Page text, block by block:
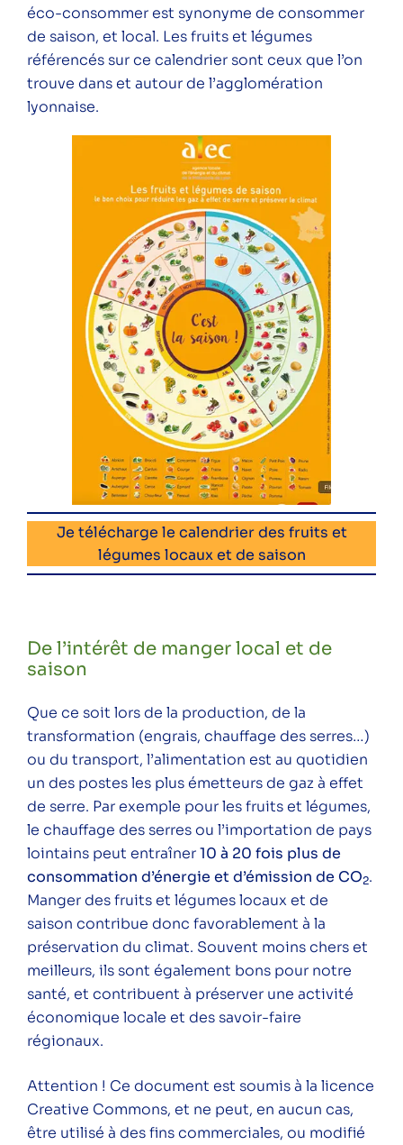
Une question ? Vous souhaitez plus
d'informations sur l'ALEC Lyon ?
N'hésitez pas à nous contacter.
Contacter un conseiller énergie-
climat
éco-consommer est synonyme de consommer
de saison, et local. Les fruits et légumes
référencés sur ce calendrier sont ceux que l’on
trouve dans et autour de l’agglomération
lyonnaise.
Je télécharge le calendrier des fruits et
légumes locaux et de saison
De l’intérêt de manger local et de
saison
Que ce soit lors de la production, de la
transformation (engrais, chauffage des serres…)
ou du transport, l’alimentation est au quotidien
un des postes les plus émetteurs de gaz à effet
de serre. Par exemple pour les fruits et légumes,
le chauffage des serres ou l’importation de pays
lointains peut entraîner10 à 20 fois plus de
consommation d’énergie et d’émission de CO2.
Manger des fruits et légumes locaux et de
saison contribue donc favorablement à la
préservation du climat. Souvent moins chers et
meilleurs, ils sont également bons pour notre
santé, et contribuent à préserver une activité
économique locale et des savoir-faire
régionaux.
Attention ! Ce document est soumis à la licence
Creative Commons, et ne peut, en aucun cas,
être utilisé à des fins commerciales, ou modifié